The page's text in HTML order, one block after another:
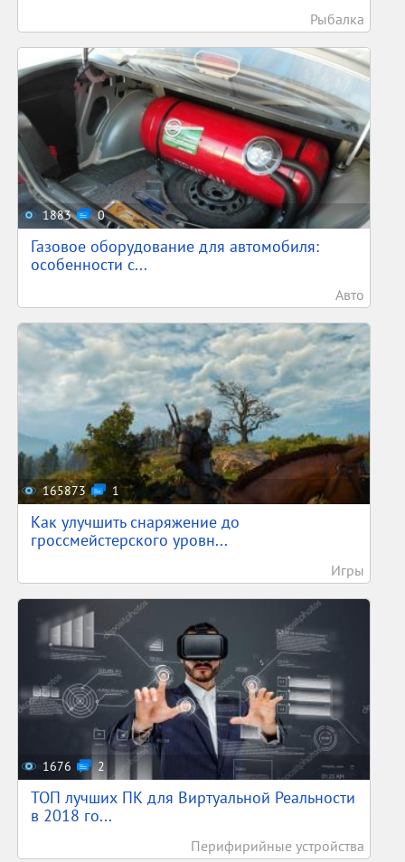
Рыбалка
1883 0
Газовое оборудование для автомобиля:
особенности с...
Авто
165873 1
Как улучшить снаряжение до
гроссмейстерского уровн...
Игры
1676 2
ТОП лучших ПК для Виртуальной Реальности
в 2018 го...
Перифирийные устройства